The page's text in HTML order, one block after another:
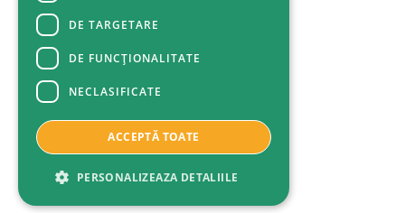
DE TARGETARE
DE FUNCŢIONALITATE
NECLASIFICATE
ACCEPTĂ TOATE
PERSONALIZEAZA DETALIILE